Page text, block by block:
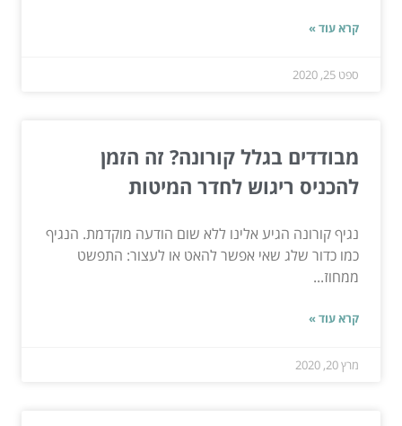
קרא עוד »
ספט 25, 2020
מבודדים בגלל קורונה? זה הזמן
להכניס ריגוש לחדר המיטות
נגיף קורונה הגיע אלינו ללא שום הודעה מוקדמת. הנגיף
כמו כדור שלג שאי אפשר להאט או לעצור: התפשט
ממחוז...
קרא עוד »
מרץ 20, 2020